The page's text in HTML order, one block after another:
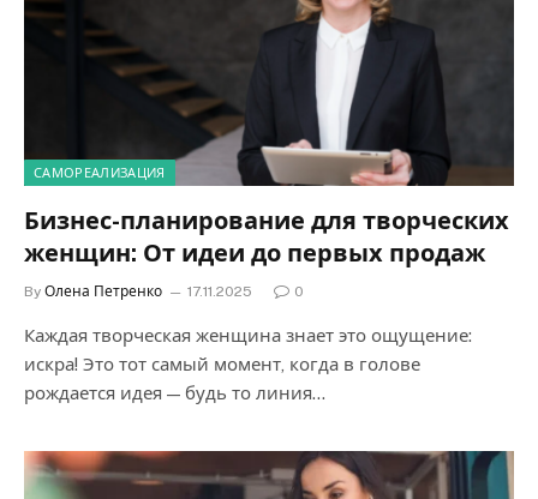
САМОРЕАЛИЗАЦИЯ
Бизнес-планирование для творческих
женщин: От идеи до первых продаж
By Олена Петренко 17.11.2025 0
Каждая творческая женщина знает это ощущение:
искра! Это тот самый момент, когда в голове
рождается идея — будь то линия…